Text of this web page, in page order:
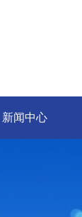
新闻中心